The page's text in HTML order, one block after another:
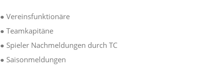
● Vereinsfunktionäre
● Teamkapitäne
● Spieler Nachmeldungen durch TC
● Saisonmeldungen